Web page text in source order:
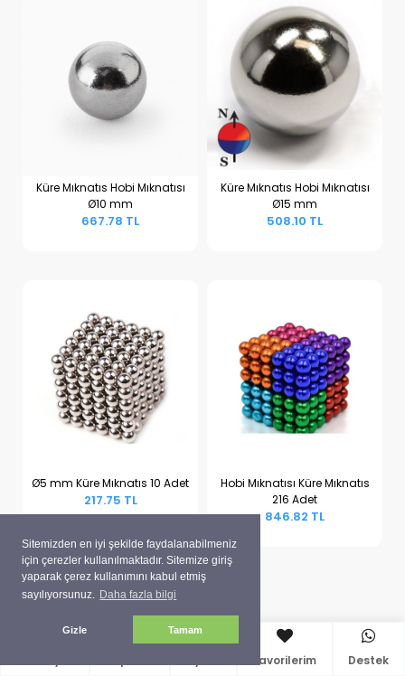
Sitemizden en iyi şekilde faydalanabilmeniz
için çerezler kullanılmaktadır. Sitemize giriş
yaparak çerez kullanımını kabul etmiş
sayılıyorsunuz. Daha fazla bilgi
Gizle Tamam
Sepete Ekle
Küre Mıknatıs Hobi Mıknatısı
Ø10 mm
667.78 TL
Sepete Ekle
Küre Mıknatıs Hobi Mıknatısı
Ø15 mm
508.10 TL
Sepete Ekle
Ø5 mm Küre Mıknatıs 10 Adet
217.75 TL Sepete Ekle
Hobi Mıknatısı Küre Mıknatıs
216 Adet
846.82 TL
Favorilerim Destek